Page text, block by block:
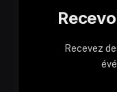
Recevez